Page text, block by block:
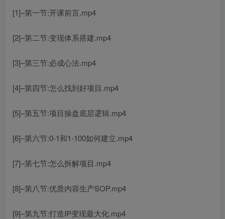
[1]–第一节:开课前言.mp4
[2]–第二节:变现体系搭建.mp4
[3]–第三节:必成心法.mp4
[4]–第四节:怎么找到好项目.mp4
[5]–第五节:项目操盘底层逻辑.mp4
[6]–第六节:0-1和1-100如何建立.mp4
[7]–第七节:怎么拆解项目.mp4
[8]–第八节:优质内容生产SOP.mp4
[9]–第九节:打造IP变现最大化.mp4